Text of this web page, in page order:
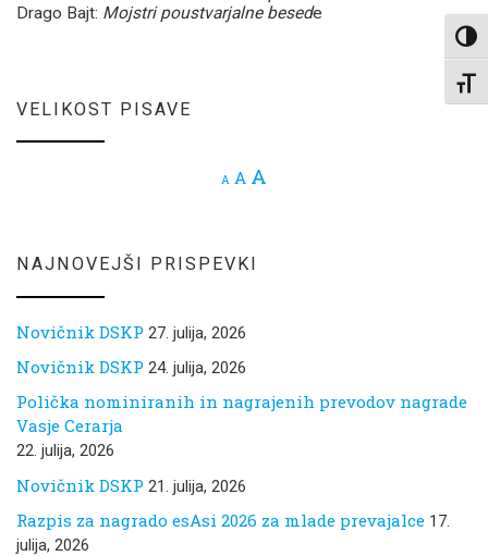
Drago Bajt: Mojstri poustvarjalne besede
VELIKOST PISAVE
A Decrease font size.
A Reset font size.
A
NAJNOVEJŠI PRISPEVKI
Novičnik DSKP 27. julija, 2026
Novičnik DSKP 24. julija, 2026
Polička nominiranih in nagrajenih prevodov nagrade
Vasje Cerarja
22. julija, 2026
Novičnik DSKP 21. julija, 2026
Razpis za nagrado esAsi 2026 za mlade prevajalce 17.
julija, 2026